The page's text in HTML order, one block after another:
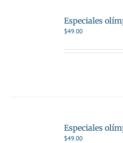
Especiales
$49.00
Especiales
$49.00